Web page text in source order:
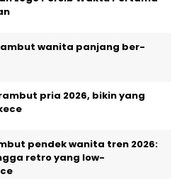
wanita panjang ber-
pria 2026, bikin yang
pendek wanita tren 2026:
retro yang low-